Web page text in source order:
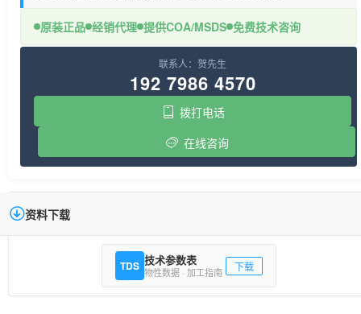
原装正品 经销代理 提供COA/MSDS 免费技术咨询
联系人：贺先生
192 7986 4570
拨打电话
在线咨询
资料下载
TDS 技术参数表
物性数据 · 加工指南 下载